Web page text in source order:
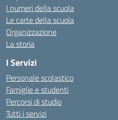
I numeri della scuola
Le carte della scuola
Organizzazione
La storia
I Servizi
Personale scolastico
Famiglie e studenti
Percorsi di studio
Tutti i servizi